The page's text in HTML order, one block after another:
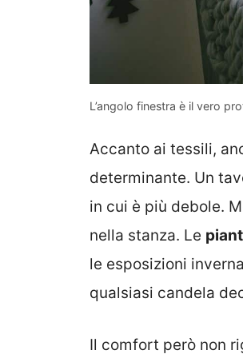
L’angolo finestra è il vero
Accanto ai tessili,
determinante. Un
in cui è più debole.
nella stanza. Le
le esposizioni
qualsiasi candela
Il comfort però non